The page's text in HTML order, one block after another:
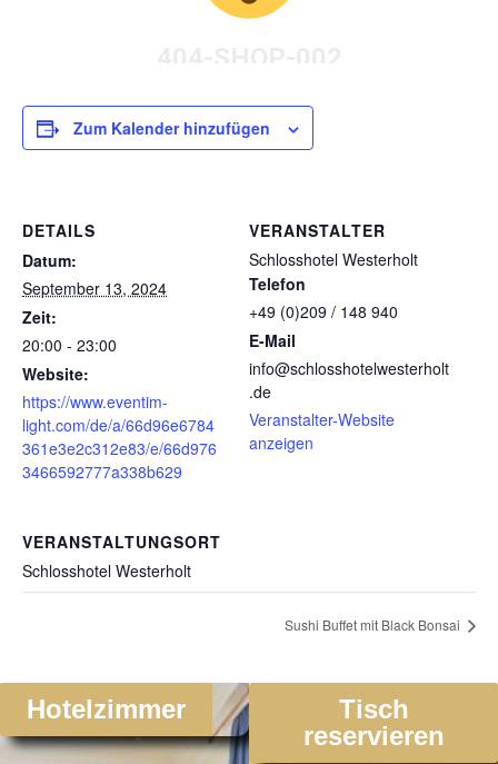
Zum Kalender hinzufügen
DETAILS
Datum:
September 13, 2024
Zeit:
20:00 - 23:00
Website:
https://www.eventim-
light.com/de/a/66d96e6784
361e3e2c312e83/e/66d976
3466592777a338b629
VERANSTALTER
Schlosshotel Westerholt
Telefon
+49 (0)209 / 148 940
E-Mail
info@schlosshotelwesterholt
.de
Veranstalter-Website
anzeigen
VERANSTALTUNGSORT
Schlosshotel Westerholt
Sushi Buffet mit Black Bonsai
Hotelzimmer
Tisch
reservieren